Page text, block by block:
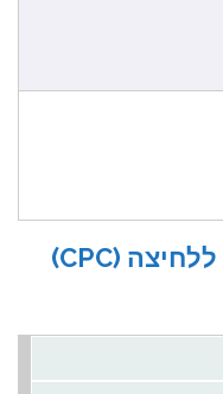
התחומים שבהם ההעלות ללחיצה (CPC)